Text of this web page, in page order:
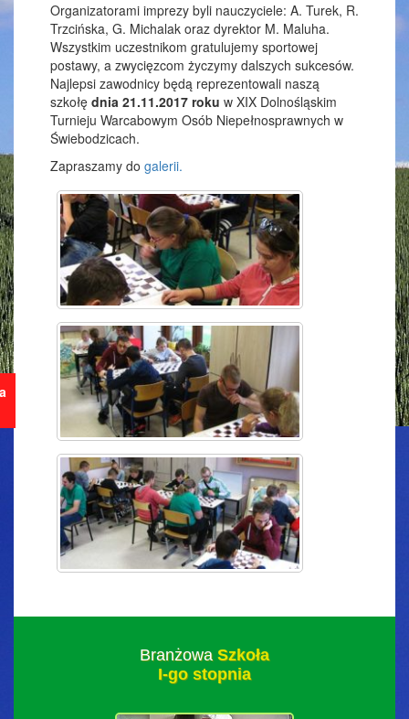
Organizatorami imprezy byli nauczyciele: A. Turek, R.
Trzcińska, G. Michalak oraz dyrektor M. Maluha.
Wszystkim uczestnikom gratulujemy sportowej
postawy, a zwycięzcom życzymy dalszych sukcesów.
Najlepsi zawodnicy będą reprezentowali naszą
szkołę dnia 21.11.2017 roku w XIX Dolnośląskim
Turnieju Warcabowym Osób Niepełnosprawnych w
Świebodzicach.
Zapraszamy do galerii.
Branżowa Szkoła
I-go stopnia